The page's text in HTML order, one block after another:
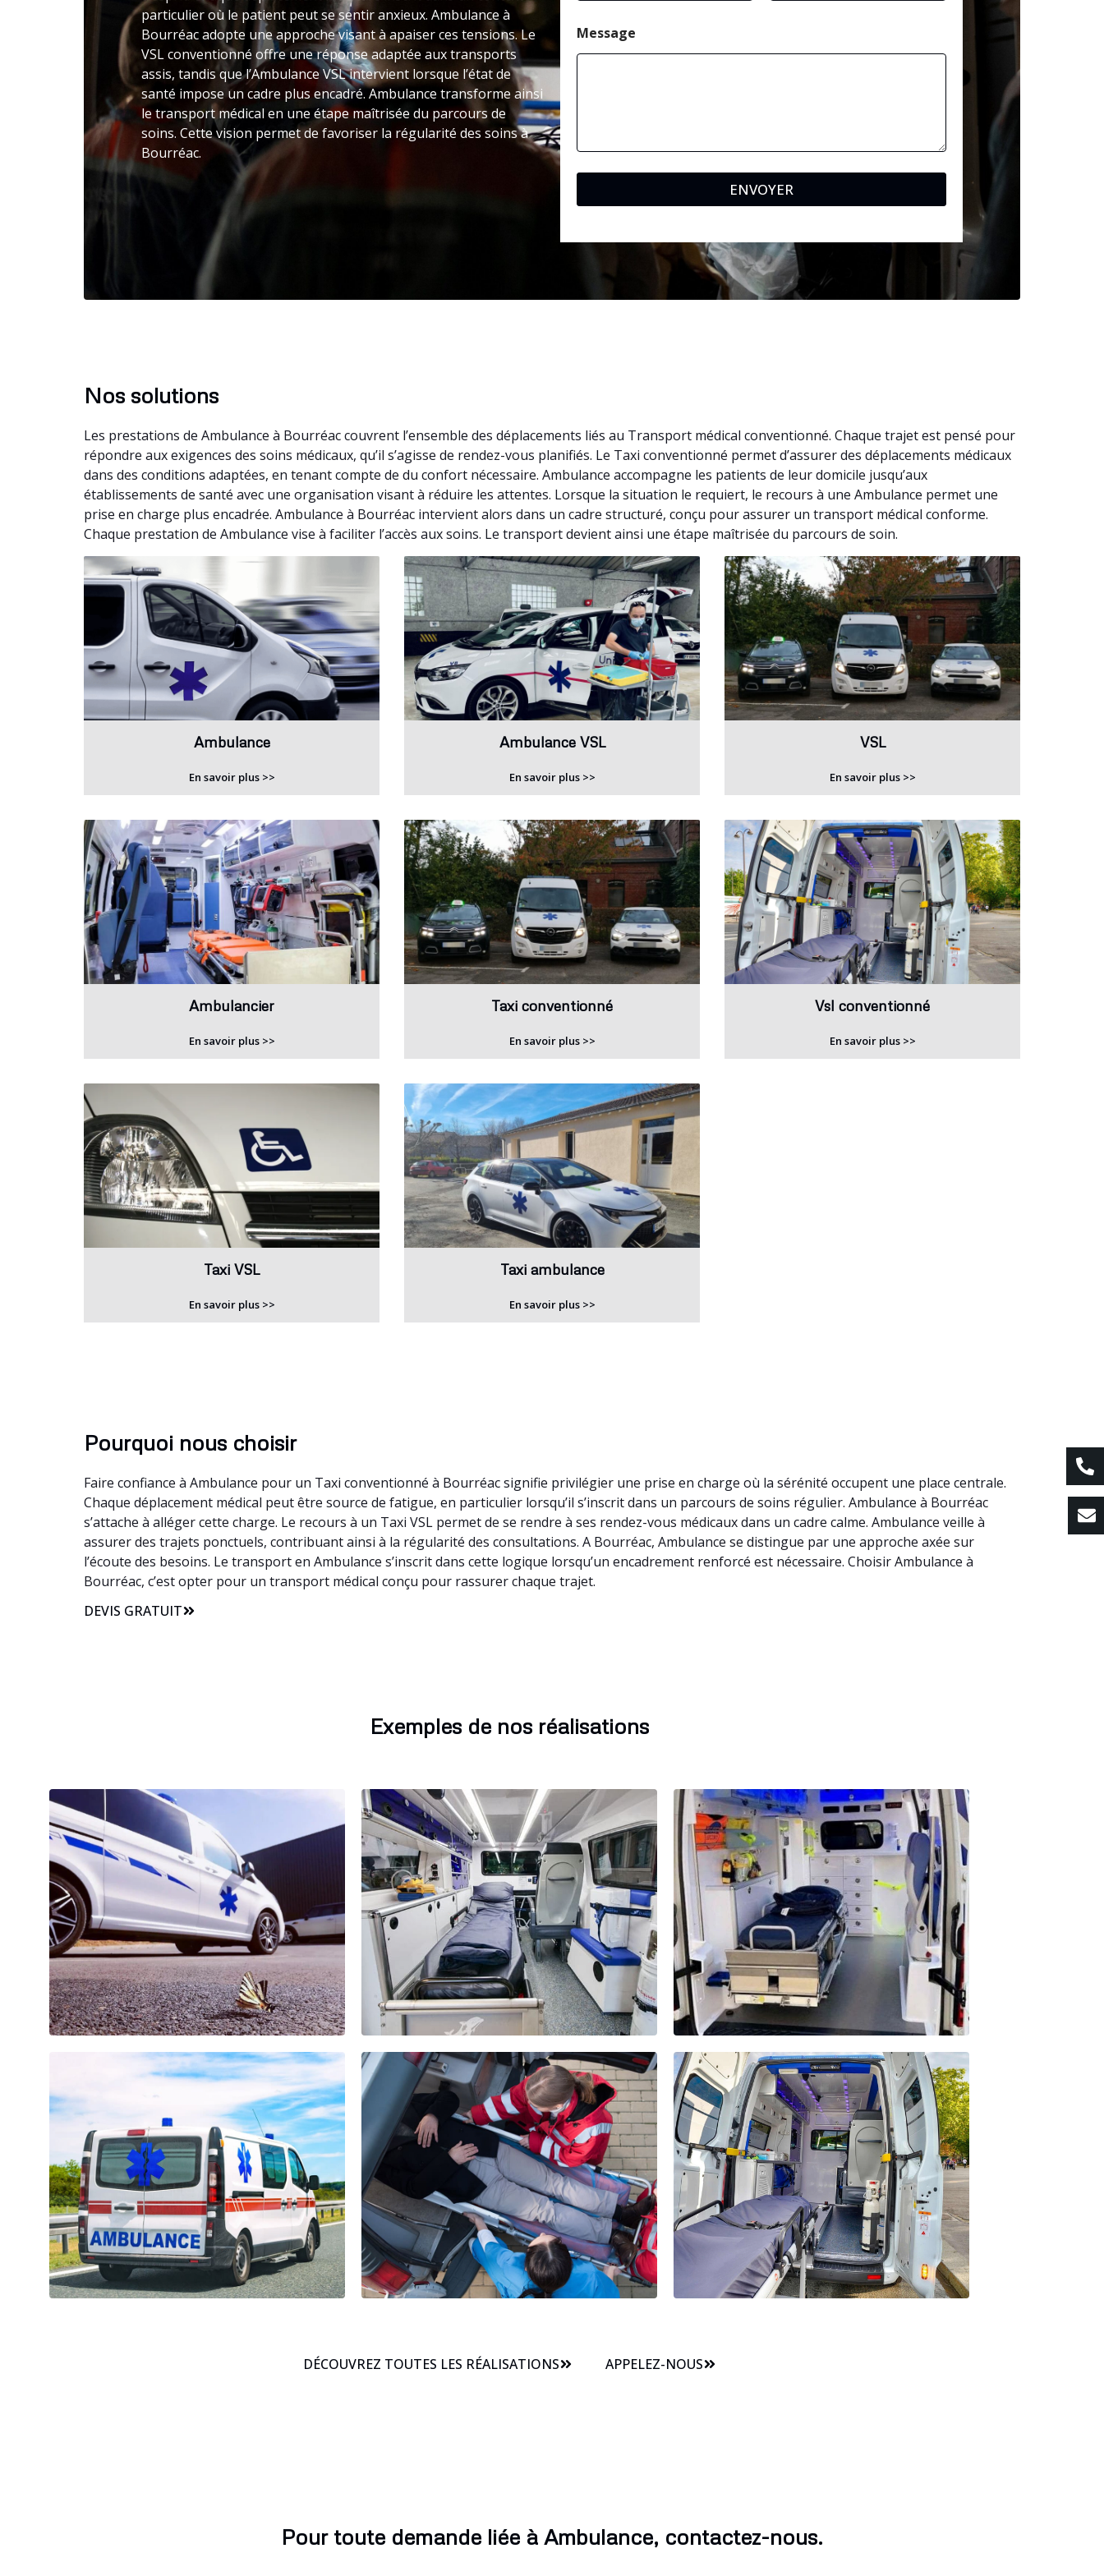
particulier où le patient peut se sentir anxieux. Ambulance à
Bourréac adopte une approche visant à apaiser ces tensions. Le
VSL conventionné offre une réponse adaptée aux transports
assis, tandis que l’Ambulance VSL intervient lorsque l’état de
santé impose un cadre plus encadré. Ambulance transforme ainsi
le transport médical en une étape maîtrisée du parcours de
soins. Cette vision permet de favoriser la régularité des soins à
Bourréac.
Message
ENVOYER
Nos solutions
Les prestations de Ambulance à Bourréac couvrent l’ensemble des déplacements liés au Transport médical conventionné. Chaque trajet est pensé pour
répondre aux exigences des soins médicaux, qu’il s’agisse de rendez-vous planifiés. Le Taxi conventionné permet d’assurer des déplacements médicaux
dans des conditions adaptées, en tenant compte de du confort nécessaire. Ambulance accompagne les patients de leur domicile jusqu’aux
établissements de santé avec une organisation visant à réduire les attentes. Lorsque la situation le requiert, le recours à une Ambulance permet une
prise en charge plus encadrée. Ambulance à Bourréac intervient alors dans un cadre structuré, conçu pour assurer un transport médical conforme.
Chaque prestation de Ambulance vise à faciliter l’accès aux soins. Le transport devient ainsi une étape maîtrisée du parcours de soin.
Ambulance
En savoir plus >>
Ambulance VSL
En savoir plus >>
VSL
En savoir plus >>
Ambulancier
En savoir plus >>
Taxi conventionné
En savoir plus >>
Vsl conventionné
En savoir plus >>
Taxi VSL
En savoir plus >>
Taxi ambulance
En savoir plus >>
Pourquoi nous choisir
Faire confiance à Ambulance pour un Taxi conventionné à Bourréac signifie privilégier une prise en charge où la sérénité occupent une place centrale.
Chaque déplacement médical peut être source de fatigue, en particulier lorsqu’il s’inscrit dans un parcours de soins régulier. Ambulance à Bourréac
s’attache à alléger cette charge. Le recours à un Taxi VSL permet de se rendre à ses rendez-vous médicaux dans un cadre calme. Ambulance veille à
assurer des trajets ponctuels, contribuant ainsi à la régularité des consultations. A Bourréac, Ambulance se distingue par une approche axée sur
l’écoute des besoins. Le transport en Ambulance s’inscrit dans cette logique lorsqu’un encadrement renforcé est nécessaire. Choisir Ambulance à
Bourréac, c’est opter pour un transport médical conçu pour rassurer chaque trajet.
DEVIS GRATUIT
Exemples de nos réalisations
DÉCOUVREZ TOUTES LES RÉALISATIONS APPELEZ-NOUS
Pour toute demande liée à Ambulance, contactez-nous.